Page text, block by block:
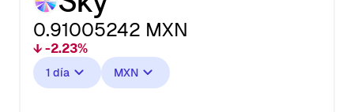
0.91005242 MXN
↓ -2.23%
1 día MXN